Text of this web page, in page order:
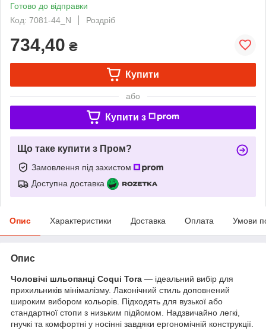
Готово до відправки
Код: 7081-44_N
Роздріб
734,40 ₴
Купити
або
Купити з
Що таке купити з Пром?
Замовлення під захистом
Доступна доставка
Опис Характеристики Доставка Оплата Умови
Опис
Чоловічі шльопанці Coqui Tora — ідеальний вибір для
прихильників мінімалізму. Лаконічний стиль доповнений
широким вибором кольорів. Підходять для вузької або
стандартної стопи з низьким підйомом. Надзвичайно легкі,
гнучкі та комфортні у носінні завдяки ергономічній конструкції.